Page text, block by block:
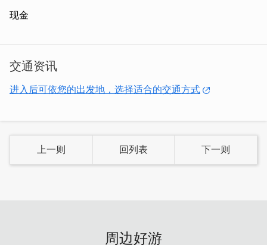
现金
交通资讯
进入后可依您的出发地，选择适合的交通方式
上一则 回列表 下一则
周边好游